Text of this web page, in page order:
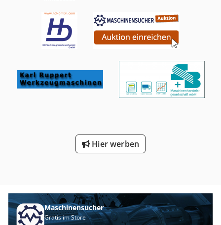
Enthärtung. Teilen Sie uns mit, wie wir Ihr Paket
zusammenstellen sollen. Der Preis ist ein Grundpreis je
nach Ausstattung, fordern Sie Ihr individuelles Angebot
an! Mit 6 Monaten Ersatzteilgarantie. Es erfolgte immer
Verschleißteile. Besichtigung und Testlauf vor Ort möglich
und erwünscht. Technische Daten: Leistung bis zu
60/40/17 Körbe (entspricht ca. 1080/720/306 Teller oder
z.B. 2160/1440/612 Gläser) pro Stunde X20gnttdo
Boiler: 7,5 kW (Kaltwasser) Boiler: 9,0 kW (Warmwasser)
Material: Edelstahl Anschlußwert: 400 V / 11,2 kW (Kaltw.),
Bestimmungen des VDE Wasser-Installation: Die
Spülmaschinen können ohne Zwischenschaltung von
Sicherheitsarmaturen an das Frischwassernetz
Hier werben
Maschinensucher
Gratis im Store